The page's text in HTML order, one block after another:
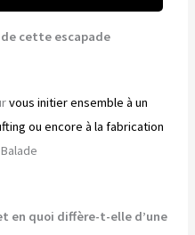
cette escapade
vous initier ensemble à un
ou encore à la fabrication
en quoi diffère-t-elle d’une